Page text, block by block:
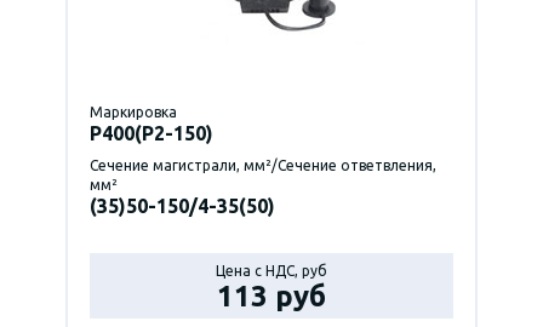
Маркировка
P400(Р2-150)
Сечение магистрали, мм²/Сечение ответвления,
мм²
(35)50-150/4-35(50)
Цена с НДС, руб
113 руб